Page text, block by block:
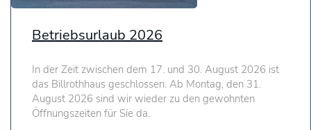
Betriebsurlaub 2026
In der Zeit zwischen dem 17. und 30. August 2026 ist
das Billrothhaus geschlossen. Ab Montag, den 31.
August 2026 sind wir wieder zu den gewohnten
Öffnungszeiten für Sie da.